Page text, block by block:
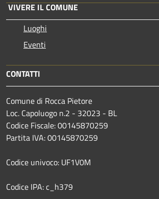
VIVERE IL COMUNE
Luoghi
Eventi
CONTATTI
Comune di Rocca Pietore
Loc. Capoluogo n.2 - 32023 - BL
Codice Fiscale: 00145870259
Partita IVA: 00145870259
Codice univoco: UF1V0M
Codice IPA: c_h379